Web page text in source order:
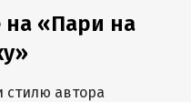
на «Пари на
стилю автора